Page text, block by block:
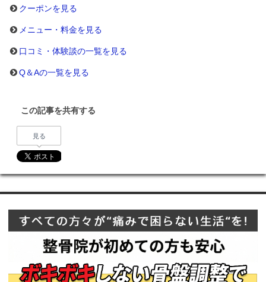
クーポンを見る
メニュー・料金を見る
口コミ・体験談の一覧を見る
Q＆Aの一覧を見る
この記事を共有する
見る